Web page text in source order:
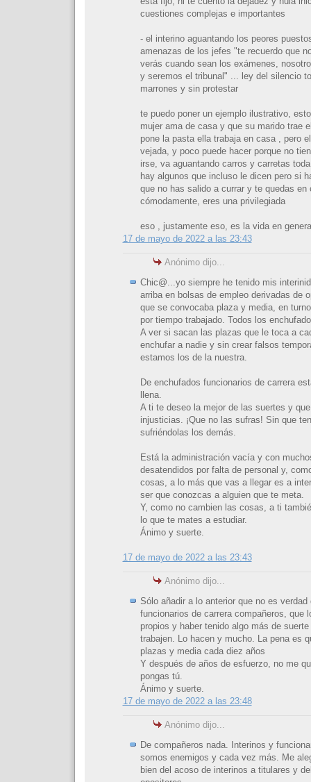
cuestiones complejas e importantes
- el interino aguantando los peores
amenazas de los jefes "te recuerdo que
verás cuando sean los exámenes,
y seremos el tribunal" ... ley del silencio
marrones y sin protestar
te puedo poner un ejemplo ilustrativo,
mujer ama de casa y que su marido trae
pone la pasta ella trabaja en casa , pero
vejada, y poco puede hacer porque no
irse, va aguantando carros y carretas
hay algunos que incluso le dicen pero si
que no has salido a currar y te quedas en
cómodamente, eres una privilegiada
eso , justamente eso, es la vida en
17 de mayo de 2022 a las 23:43
Anónimo dijo...
Chic@...yo siempre he tenido mis
arriba en bolsas de empleo derivadas de
que se convocaba plaza y media, en
por tiempo trabajado. Todos los
A ver si sacan las plazas que le toca a
enchufar a nadie y sin crear falsos
estamos los de la nuestra.
De enchufados funcionarios de carrera
llena.
A ti te deseo la mejor de las suertes y
injusticias. ¡Que no las sufras! Sin que
sufriéndolas los demás.
Está la administración vacía y con
desatendidos por falta de personal y,
cosas, a lo más que vas a llegar es a
ser que conozcas a alguien que te meta.
Y, como no cambien las cosas, a ti
lo que te mates a estudiar.
Ánimo y suerte.
17 de mayo de 2022 a las 23:43
Anónimo dijo...
Sólo añadir a lo anterior que no es verdad
funcionarios de carrera compañeros, que
propios y haber tenido algo más de
trabajen. Lo hacen y mucho. La pena es
plazas y media cada diez años
Y después de años de esfuerzo, no me
pongas tú.
Ánimo y suerte.
17 de mayo de 2022 a las 23:48
Anónimo dijo...
De compañeros nada. Interinos y
somos enemigos y cada vez más. Me
bien del acoso de interinos a titulares y